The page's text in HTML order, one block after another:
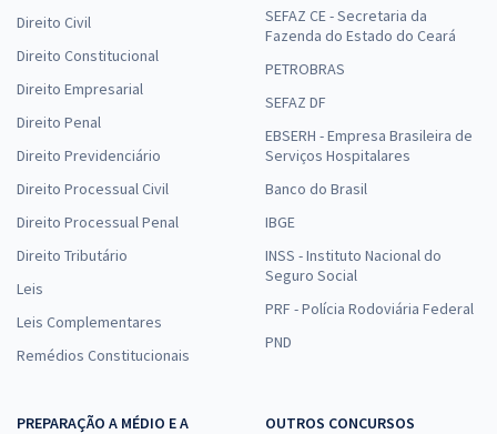
Direito Civil
Direito Constitucional
Direito Empresarial
Direito Penal
Direito Previdenciário
Direito Processual Civil
Direito Processual Penal
Direito Tributário
Leis
Leis Complementares
Remédios Constitucionais
SEFAZ CE - Secretaria da
Fazenda do Estado do Ceará
PETROBRAS
SEFAZ DF
EBSERH - Empresa Brasileira de
Serviços Hospitalares
Banco do Brasil
IBGE
INSS - Instituto Nacional do
Seguro Social
PRF - Polícia Rodoviária Federal
PND
PREPARAÇÃO A MÉDIO E A
OUTROS CONCURSOS